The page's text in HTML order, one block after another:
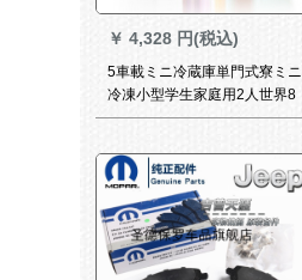
￥ 4,328 円(税込)
5車載ミニ冷蔵庫単門式寮ミニ
冷凍小型学生家庭用2人世界8
リキッド兼用レベニア版